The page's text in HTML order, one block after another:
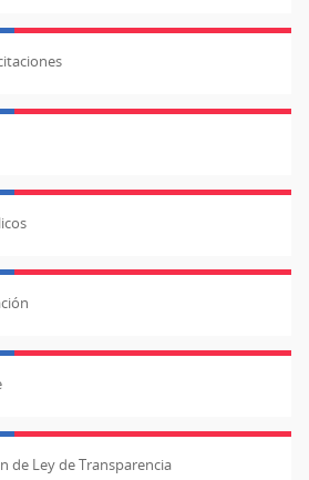
de Ley de Transparencia